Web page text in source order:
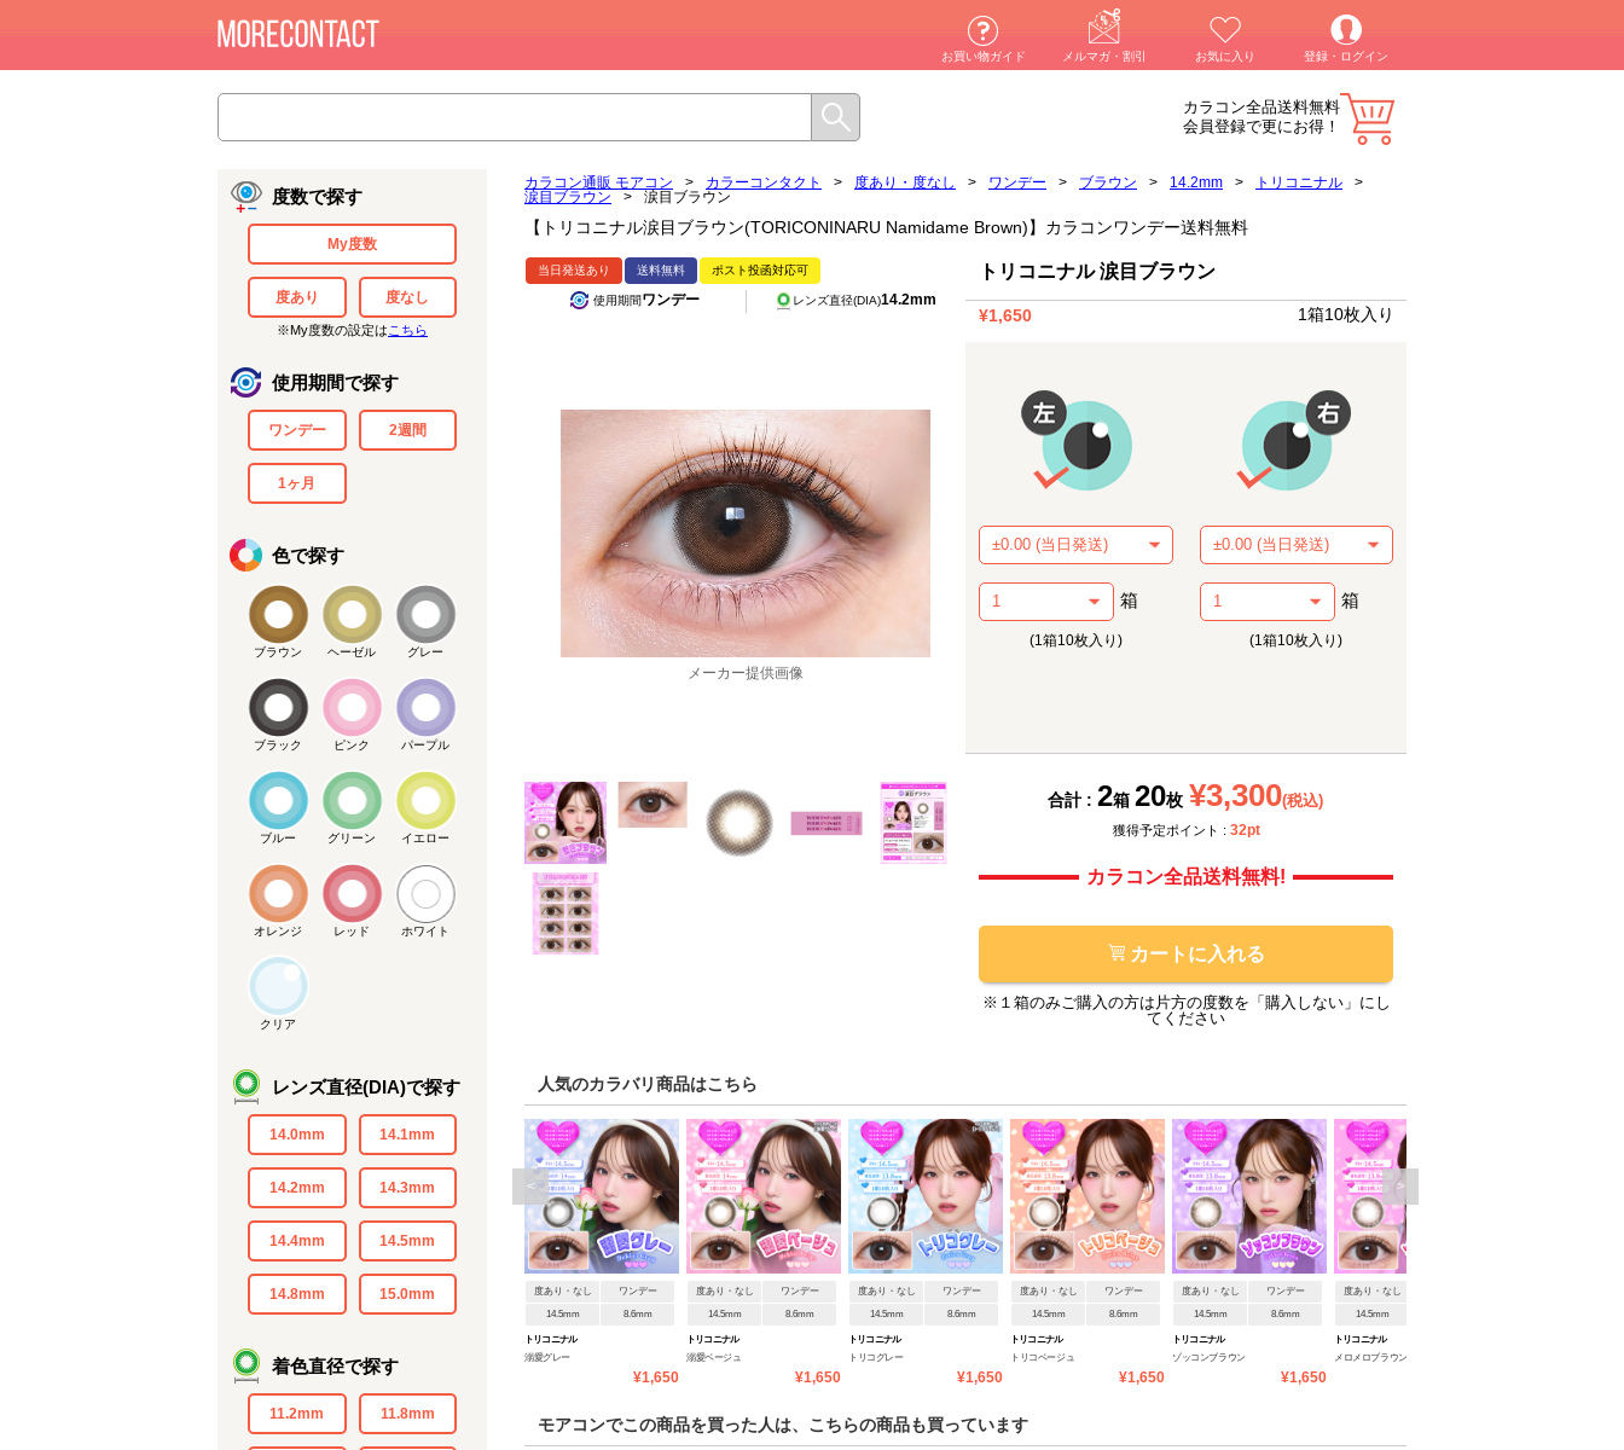
お買い物ガイド メルマガ・割引 お気に入り 登録・ログイン
カラコン全品送料無料
会員登録で更にお得！
度数で探す
My度数
度あり 度なし
※My度数の設定は こちら
使用期間で探す
ワンデー 2週間
1ヶ月
色で探す
ブラウン ヘーゼル グレー
ブラック ピンク パープル
ブルー グリーン イエロー
オレンジ レッド ホワイト
クリア
レンズ直径(DIA)で探す
14.0mm 14.1mm
14.2mm 14.3mm
14.4mm 14.5mm
14.8mm 15.0mm
着色直径で探す
11.2mm 11.8mm
カラコン通販 モアコン > カラーコンタクト > 度あり・度なし > ワンデー > ブラウン > 14.2mm > トリコニナル
>
涙目ブラウン
> 涙目ブラウン
【トリコニナル涙目ブラウン(TORICONINARU Namidame Brown)】カラコンワンデー送料無料
当日発送あり 送料無料 ポスト投函対応可
使用期間ワンデー レンズ直径(DIA)14.2mm
メーカー提供画像
メーカー提供画像
トリコニナル 涙目ブラウン
¥1,650 1箱10枚入り
箱
(1箱10枚入り)
箱
(1箱10枚入り)
合計 : 2箱 20枚 ¥3,300(税込)
獲得予定ポイント : 32pt
カラコン全品送料無料!
カートに入れる
※１箱のみご購入の方は片方の度数を「購入しない」にし
てください
人気のカラバリ商品はこちら
度あり・なし ワンデー
14.5mm 8.6mm
トリコニナル
溺愛グレー
¥1,650
度あり・なし ワンデー
14.5mm 8.6mm
トリコニナル
溺愛ベージュ
¥1,650
度あり・なし ワンデー
14.5mm 8.6mm
トリコニナル
トリコグレー
¥1,650
度あり・なし ワンデー
14.5mm 8.6mm
トリコニナル
トリコベージュ
¥1,650
度あり・なし ワンデー
14.5mm 8.6mm
トリコニナル
ゾッコンブラウン
¥1,650
度あり・なし
14.5mm
トリコニナル
メロメロブラウン
< >
モアコンでこの商品を買った人は、こちらの商品も買っています